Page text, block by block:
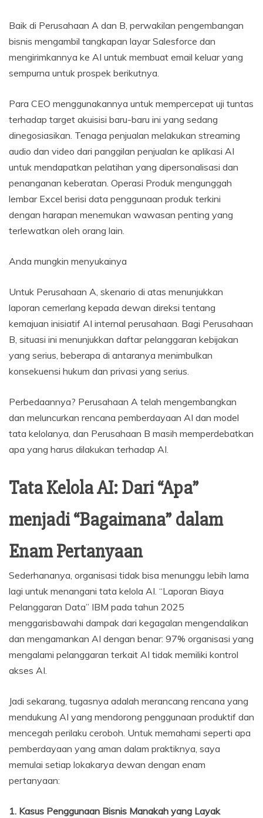
Baik di Perusahaan A dan B, perwakilan pengembangan
bisnis mengambil tangkapan layar Salesforce dan
mengirimkannya ke AI untuk membuat email keluar yang
sempurna untuk prospek berikutnya.
Para CEO menggunakannya untuk mempercepat uji tuntas
terhadap target akuisisi baru-baru ini yang sedang
dinegosiasikan. Tenaga penjualan melakukan streaming
audio dan video dari panggilan penjualan ke aplikasi AI
untuk mendapatkan pelatihan yang dipersonalisasi dan
penanganan keberatan. Operasi Produk mengunggah
lembar Excel berisi data penggunaan produk terkini
dengan harapan menemukan wawasan penting yang
terlewatkan oleh orang lain.
Anda mungkin menyukainya
Untuk Perusahaan A, skenario di atas menunjukkan
laporan cemerlang kepada dewan direksi tentang
kemajuan inisiatif AI internal perusahaan. Bagi Perusahaan
B, situasi ini menunjukkan daftar pelanggaran kebijakan
yang serius, beberapa di antaranya menimbulkan
konsekuensi hukum dan privasi yang serius.
Perbedaannya? Perusahaan A telah mengembangkan
dan meluncurkan rencana pemberdayaan AI dan model
tata kelolanya, dan Perusahaan B masih memperdebatkan
apa yang harus dilakukan terhadap AI.
Tata Kelola AI: Dari “Apa”
menjadi “Bagaimana” dalam
Enam Pertanyaan
Sederhananya, organisasi tidak bisa menunggu lebih lama
lagi untuk menangani tata kelola AI. “Laporan Biaya
Pelanggaran Data” IBM pada tahun 2025
menggarisbawahi dampak dari kegagalan mengendalikan
dan mengamankan AI dengan benar: 97% organisasi yang
mengalami pelanggaran terkait AI tidak memiliki kontrol
akses AI.
Jadi sekarang, tugasnya adalah merancang rencana yang
mendukung AI yang mendorong penggunaan produktif dan
mencegah perilaku ceroboh. Untuk memahami seperti apa
pemberdayaan yang aman dalam praktiknya, saya
memulai setiap lokakarya dewan dengan enam
pertanyaan:
1. Kasus Penggunaan Bisnis Manakah yang Layak